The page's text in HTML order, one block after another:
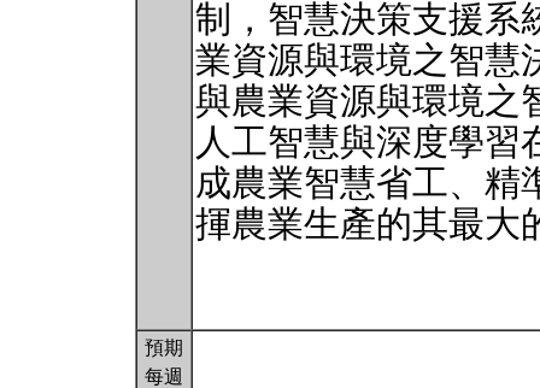
制，智慧決策支援系
業資源與環境之智慧
與農業資源與環境之
人工智慧與深度學習
成農業智慧省工、精
揮農業生產的其最大
預期
每週